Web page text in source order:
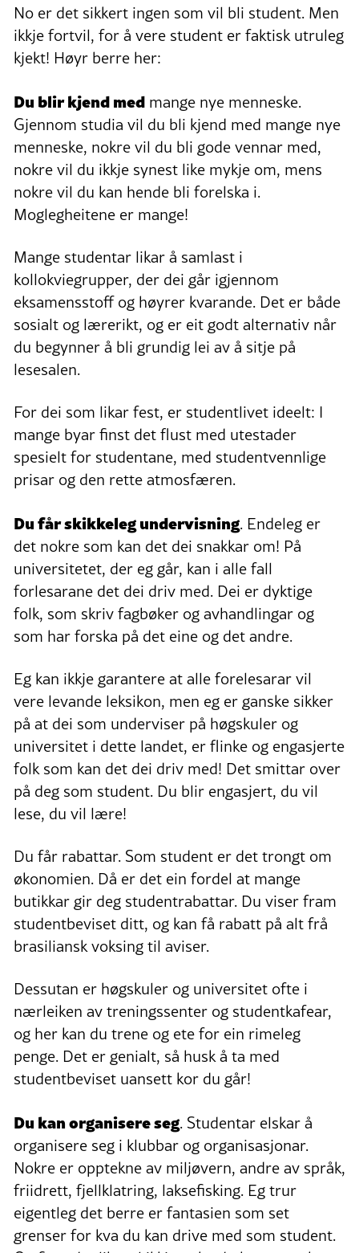
No er det sikkert ingen som vil bli student. Men
ikkje fortvil, for å vere student er faktisk utruleg
kjekt! Høyr berre her:
Du blir kjend med mange nye menneske.
Gjennom studia vil du bli kjend med mange nye
menneske, nokre vil du bli gode vennar med,
nokre vil du ikkje synest like mykje om, mens
nokre vil du kan hende bli forelska i.
Moglegheitene er mange!
Mange studentar likar å samlast i
kollokviegrupper, der dei går igjennom
eksamensstoff og høyrer kvarande. Det er både
sosialt og lærerikt, og er eit godt alternativ når
du begynner å bli grundig lei av å sitje på
lesesalen.
For dei som likar fest, er studentlivet ideelt: I
mange byar finst det flust med utestader
spesielt for studentane, med studentvennlige
prisar og den rette atmosfæren.
Du får skikkeleg undervisning. Endeleg er
det nokre som kan det dei snakkar om! På
universitetet, der eg går, kan i alle fall
forlesarane det dei driv med. Dei er dyktige
folk, som skriv fagbøker og avhandlingar og
som har forska på det eine og det andre.
Eg kan ikkje garantere at alle forelesarar vil
vere levande leksikon, men eg er ganske sikker
på at dei som underviser på høgskuler og
universitet i dette landet, er flinke og engasjerte
folk som kan det dei driv med! Det smittar over
på deg som student. Du blir engasjert, du vil
lese, du vil lære!
Du får rabattar. Som student er det trongt om
økonomien. Då er det ein fordel at mange
butikkar gir deg studentrabattar. Du viser fram
studentbeviset ditt, og kan få rabatt på alt frå
brasiliansk voksing til aviser.
Dessutan er høgskuler og universitet ofte i
nærleiken av treningssenter og studentkafear,
og her kan du trene og ete for ein rimeleg
penge. Det er genialt, så husk å ta med
studentbeviset uansett kor du går!
Du kan organisere seg. Studentar elskar å
organisere seg i klubbar og organisasjonar.
Nokre er opptekne av miljøvern, andre av språk,
friidrett, fjellklatring, laksefisking. Eg trur
eigentleg det berre er fantasien som set
grenser for kva du kan drive med som student.